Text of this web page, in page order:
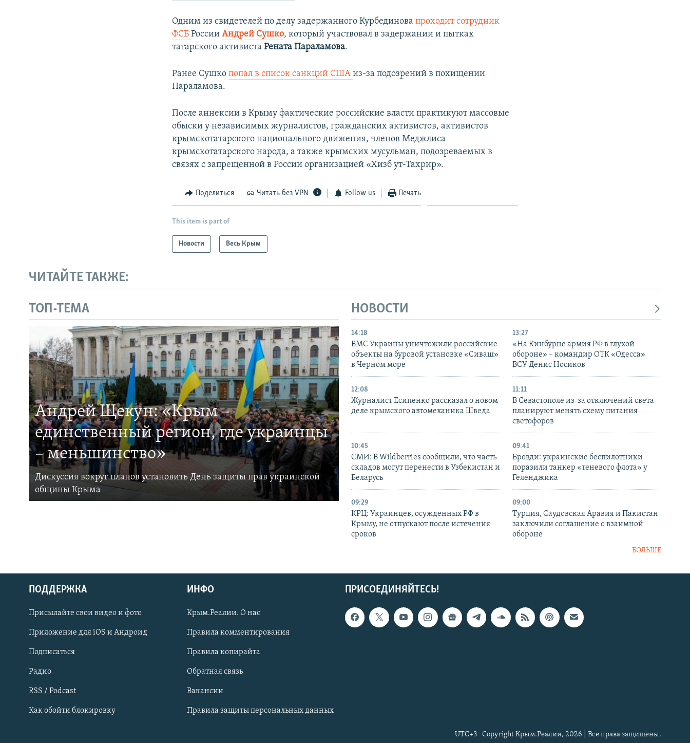
Українською
Qırımtatar
ПРИСОЕДИНЯЙТЕСЬ!
Одним из свидетелей по делу задержанного Курбединовапроходит сотрудник
ФСБРоссииАндрей Сушко, который участвовал в задержании и пытках
татарского активистаРената Параламова.
Ранее Сушкопопал в список санкций СШАиз-за подозрений в похищении
Параламова.
После аннексии в Крыму фактические российские власти практикуют массовые
обыски у независимых журналистов, гражданских активистов, активистов
крымскотатарского национального движения, членов Меджлиса
крымскотатарского народа, а также крымских мусульман, подозреваемых в
связях с запрещенной в России организацией «Хизб ут-Тахрир».
Поделиться Читать без VPN Follow us Печать
This item is part of
Новости Весь Крым
ЧИТАЙТЕ ТАКЖЕ:
ТОП-ТЕМА
Андрей Щекун: «Крым –
единственный регион, где украинцы
– меньшинство»
Дискуссия вокруг планов установить День защиты прав украинской
общины Крыма
НОВОСТИ
14:18
ВМС Украины уничтожили российские
объекты на буровой установке «Сиваш»
в Черном море
13:27
«На Кинбурне армия РФ в глухой
обороне» – командир ОТК «Одесса»
ВСУ Денис Носиков
12:08
Журналист Есипенко рассказал о новом
деле крымского автомеханика Шведа
11:11
В Севастополе из-за отключений света
планируют менять схему питания
светофоров
10:45
СМИ: В Wildberries сообщили, что часть
складов могут перенести в Узбекистан и
Беларусь
09:41
Бровди: украинские беспилотники
поразили танкер «теневого флота» у
Геленджика
09:29
КРЦ: Украинцев, осужденных РФ в
Крыму, не отпускают после истечения
сроков
09:00
Турция, Саудовская Аравия и Пакистан
заключили соглашение о взаимной
обороне
БОЛЬШЕ
ПРИСОЕДИНЯЙТЕСЬ!
ПОДДЕРЖКА
Присылайте свои видео и фото
Приложение для iOS и Андроид
Подписаться
Радио
RSS / Podcast
Как обойти блокировку
ИНФО
Крым.Реалии. О нас
Правила комментирования
Правила копирайта
Обратная связь
Вакансии
Правила защиты персональных данных
Copyright Крым.Реалии, 2026 | Все права защищены.
UTC+3